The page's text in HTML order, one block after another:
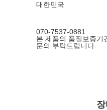
대한민국
070-7537-0881
본 제품의 품질보증기
문의 부탁드립니다.